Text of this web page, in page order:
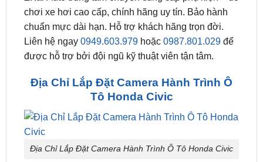
Bảng giá ưu đãi mới nhất .⭐_⭐_⭐ Gắn lắp gần đây
tận nơi. Chính hãng – Chuyên Nghiệp – Giá rẻ.
ZKar Auto trung tâm chuyên cung cấp phụ kiện – đồ
chơi xe hơi cao cấp, chính hãng uy tín. Bảo hành
Liên hệ ngay0949.603.979hoặc0987.801.029 để
được hỗ trợ bởi đội ngũ kỹ thuật viên tận tâm.
Địa Chỉ Lắp Đặt Camera Hành Trình Ô
Tô Honda Civic